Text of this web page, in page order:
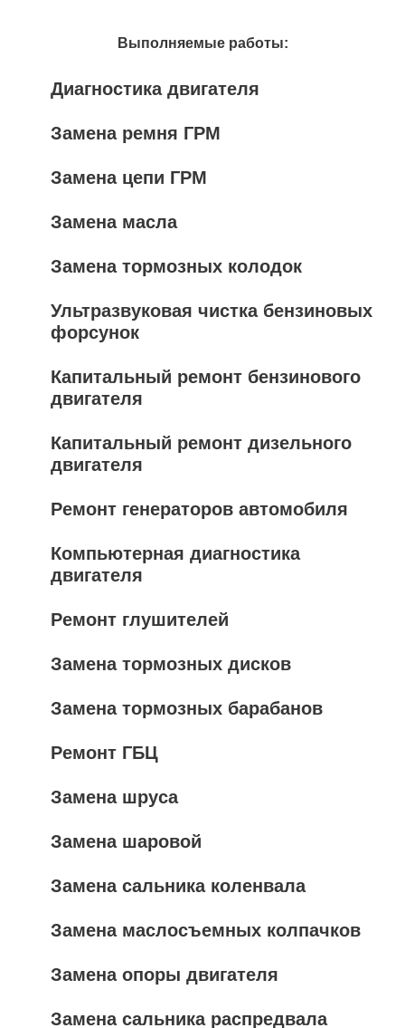
Выполняемые работы:
Диагностика двигателя
Замена ремня ГРМ
Замена цепи ГРМ
Замена масла
Замена тормозных колодок
Ультразвуковая чистка бензиновых
форсунок
Капитальный ремонт бензинового
двигателя
Капитальный ремонт дизельного
двигателя
Ремонт генераторов автомобиля
Компьютерная диагностика
двигателя
Ремонт глушителей
Замена тормозных дисков
Замена тормозных барабанов
Ремонт ГБЦ
Замена шруса
Замена шаровой
Замена сальника коленвала
Замена маслосъемных колпачков
Замена опоры двигателя
Замена сальника распредвала